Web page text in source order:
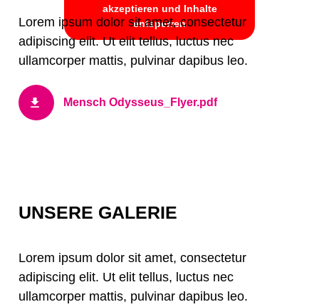
akzeptieren und Inhalte
entsperren
Lorem ipsum dolor sit amet, consectetur
adipiscing elit. Ut elit tellus, luctus nec
ullamcorper mattis, pulvinar dapibus leo.
Mensch Odysseus_Flyer.pdf
UNSERE GALERIE
Lorem ipsum dolor sit amet, consectetur
adipiscing elit. Ut elit tellus, luctus nec
ullamcorper mattis, pulvinar dapibus leo.